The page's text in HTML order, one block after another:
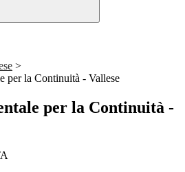
>
per la Continuità - Vallese
per la Continuità -